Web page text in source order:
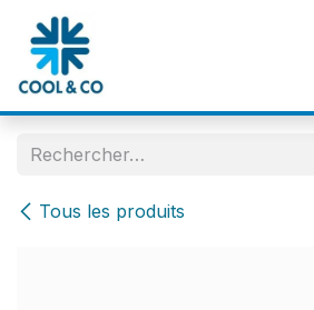
Se rendre au contenu
Tous les produits